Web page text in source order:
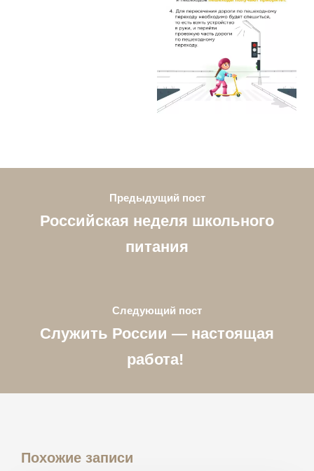
Предыдущий пост
Российская неделя школьного
питания
Следующий пост
Служить России — настоящая
работа!
Похожие записи